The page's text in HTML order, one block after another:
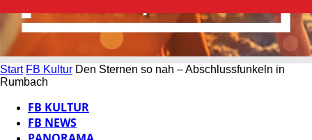
Start FB Kultur Den Sternen so nah – Abschlussfunkeln in
Rumbach
FB KULTUR
FB NEWS